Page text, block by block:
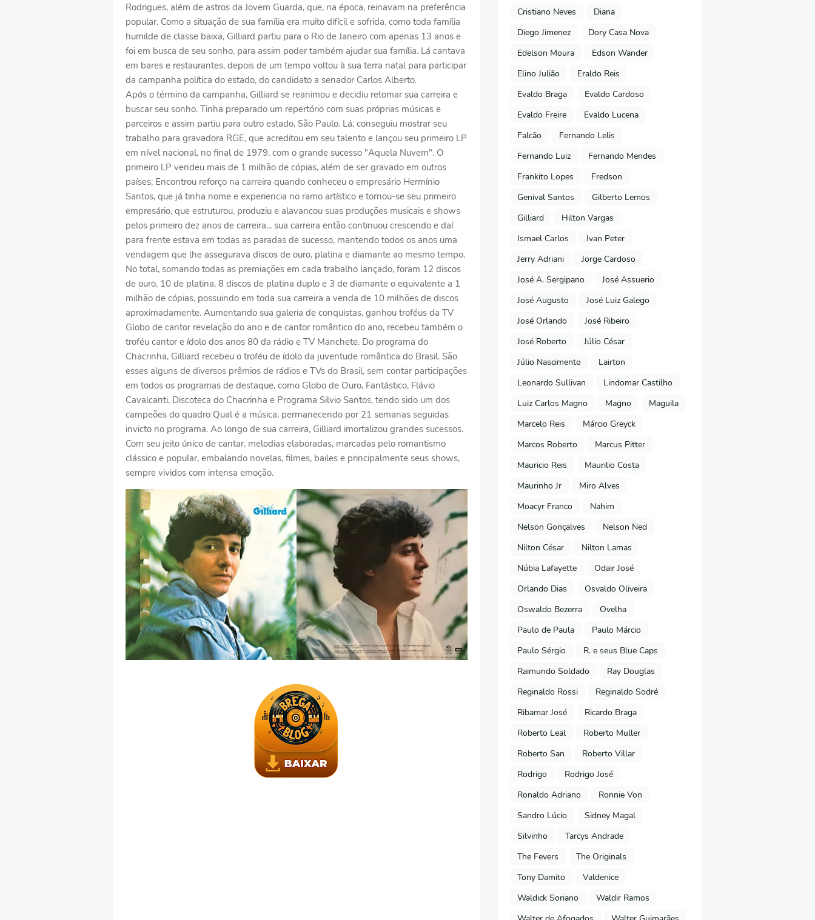
Rodrigues, além de astros da Jovem Guarda, que, na época, reinavam na preferência
popular. Como a situação de sua família era muito difícil e sofrida, como toda família
humilde de classe baixa, Gilliard partiu para o Rio de Janeiro com apenas 13 anos e
foi em busca de seu sonho, para assim poder também ajudar sua família. Lá cantava
em bares e restaurantes, depois de um tempo voltou à sua terra natal para participar
da campanha política do estado, do candidato a senador Carlos Alberto.
Após o término da campanha, Gilliard se reanimou e decidiu retomar sua carreira e
buscar seu sonho. Tinha preparado um repertório com suas próprias músicas e
parceiros e assim partiu para outro estado, São Paulo. Lá, conseguiu mostrar seu
trabalho para gravadora RGE, que acreditou em seu talento e lançou seu primeiro LP
em nível nacional, no final de 1979, com o grande sucesso "Aquela Nuvem". O
primeiro LP vendeu mais de 1 milhão de cópias, além de ser gravado em outros
países; Encontrou reforço na carreira quando conheceu o empresário Hermínio
Santos, que já tinha nome e experiencia no ramo artístico e tornou-se seu primeiro
empresário, que estruturou, produziu e alavancou suas produções musicais e shows
pelos primeiro dez anos de carreira... sua carreira então continuou crescendo e daí
para frente estava em todas as paradas de sucesso, mantendo todos os anos uma
vendagem que lhe assegurava discos de ouro, platina e diamante ao mesmo tempo.
No total, somando todas as premiações em cada trabalho lançado, foram 12 discos
de ouro, 10 de platina, 8 discos de platina duplo e 3 de diamante o equivalente a 1
milhão de cópias, possuindo em toda sua carreira a venda de 10 milhões de discos
aproximadamente. Aumentando sua galeria de conquistas, ganhou troféus da TV
Globo de cantor revelação do ano e de cantor romântico do ano, recebeu também o
troféu cantor e ídolo dos anos 80 da rádio e TV Manchete. Do programa do
Chacrinha, Gilliard recebeu o troféu de ídolo da juventude romântica do Brasil. São
esses alguns de diversos prêmios de rádios e TVs do Brasil, sem contar participações
em todos os programas de destaque, como Globo de Ouro, Fantástico, Flávio
Cavalcanti, Discoteca do Chacrinha e Programa Silvio Santos, tendo sido um dos
campeões do quadro Qual é a música, permanecendo por 21 semanas seguidas
invicto no programa. Ao longo de sua carreira, Gilliard imortalizou grandes sucessos.
Com seu jeito único de cantar, melodias elaboradas, marcadas pelo romantismo
clássico e popular, embalando novelas, filmes, bailes e principalmente seus shows,
sempre vividos com intensa emoção.
Cristiano Neves
Diana
Diego Jimenez
Dory Casa Nova
Edelson Moura
Edson Wander
Elino Julião
Eraldo Reis
Evaldo Braga
Evaldo Cardoso
Evaldo Freire
Evaldo Lucena
Falcão
Fernando Lelis
Fernando Luiz
Fernando Mendes
Frankito Lopes
Fredson
Genival Santos
Gilberto Lemos
Gilliard
Hilton Vargas
Ismael Carlos
Ivan Peter
Jerry Adriani
Jorge Cardoso
José A. Sergipano
José Assuerio
José Augusto
José Luiz Galego
José Orlando
José Ribeiro
José Roberto
Júlio César
Júlio Nascimento
Lairton
Leonardo Sullivan
Lindomar Castilho
Luiz Carlos Magno
Magno
Maguila
Marcelo Reis
Márcio Greyck
Marcos Roberto
Marcus Pitter
Mauricio Reis
Maurilio Costa
Maurinho Jr
Miro Alves
Moacyr Franco
Nahim
Nelson Gonçalves
Nelson Ned
Nilton César
Nilton Lamas
Núbia Lafayette
Odair José
Orlando Dias
Osvaldo Oliveira
Oswaldo Bezerra
Ovelha
Paulo de Paula
Paulo Márcio
Paulo Sérgio
R. e seus Blue Caps
Raimundo Soldado
Ray Douglas
Reginaldo Rossi
Reginaldo Sodré
Ribamar José
Ricardo Braga
Roberto Leal
Roberto Muller
Roberto San
Roberto Villar
Rodrigo
Rodrigo José
Ronaldo Adriano
Ronnie Von
Sandro Lúcio
Sidney Magal
Silvinho
Tarcys Andrade
The Fevers
The Originals
Tony Damito
Valdenice
Waldick Soriano
Waldir Ramos